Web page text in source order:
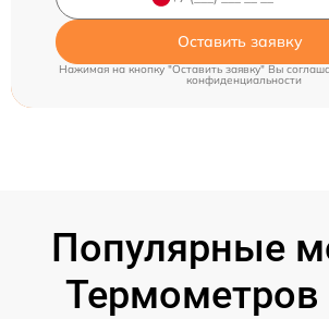
Оставить заявку
Нажимая на кнопку "Оставить заявку" Вы
конфиденциальности
Популярные
Термометров